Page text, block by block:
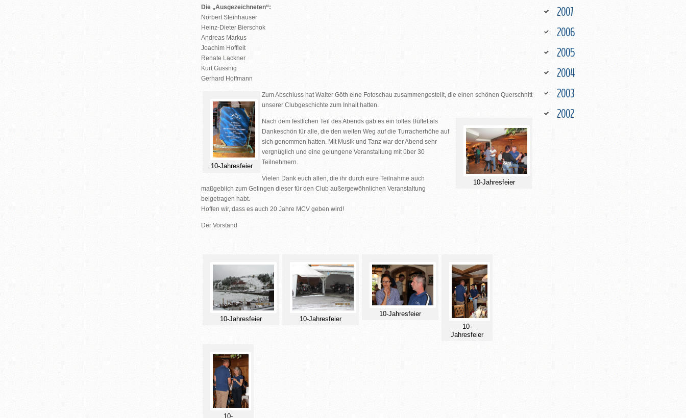
Die „Ausgezeichneten“:
Norbert Steinhauser
Heinz-Dieter Bierschok
Andreas Markus
Joachim Hoffleit
Renate Lackner
Kurt Gussnig
Gerhard Hoffmann
10-Jahresfeier
Zum Abschluss hat Walter Göth eine Fotoschau zusammengestellt, die einen schönen Querschnitt
unserer Clubgeschichte zum Inhalt hatten.
10-Jahresfeier
Nach dem festlichen Teil des Abends gab es ein tolles Büffet als
Dankeschön für alle, die den weiten Weg auf die Turracherhöhe auf
sich genommen hatten. Mit Musik und Tanz war der Abend sehr
vergnüglich und eine gelungene Veranstaltung mit über 30
Teilnehmern.
Vielen Dank euch allen, die ihr durch eure Teilnahme auch
maßgeblich zum Gelingen dieser für den Club außergewöhnlichen Veranstaltung
beigetragen habt.
Hoffen wir, dass es auch 20 Jahre MCV geben wird!
Der Vorstand
10-Jahresfeier 10-Jahresfeier
10-Jahresfeier
10-
Jahresfeier
10-
2007
2006
2005
2004
2003
2002